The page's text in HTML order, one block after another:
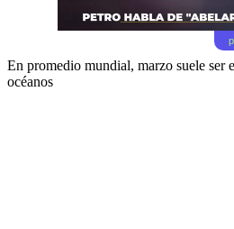
En promedio mundial, marzo suele ser
océanos